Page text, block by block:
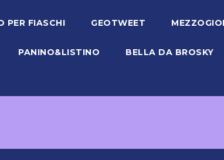
PER FIASCHI GEOTWEET
PANINO&LISTINO BELLA DA BROSKY